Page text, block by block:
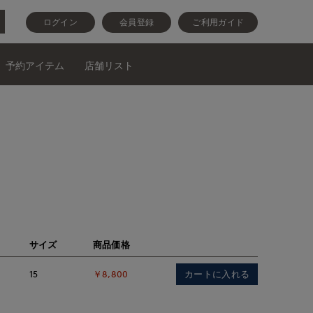
ログイン 会員登録 ご利用ガイド
予約アイテム 店舗リスト
サイズ 商品価格
15 ￥8,800 カートに入れる